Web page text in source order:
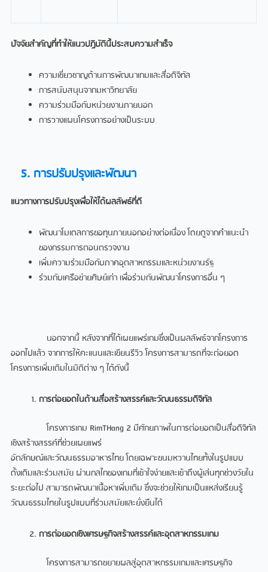
ปัจจัยสำคัญที่ทำให้แนวปฏิบัตินี้ประสบความสำเร็จ
ความเชี่ยวชาญด้านการพัฒนาเกมและสื่อดิจิทัล
การสนับสนุนจากมหาวิทยาลัย
ความร่วมมือกับหน่วยงานภายนอก
การวางแผนโครงการอย่างเป็นระบบ
5. การปรับปรุงและพัฒนา
แนวทางการปรับปรุงเพื่อให้ได้ผลลัพธ์ที่ดี
พัฒนาโมเดลการขอทุนภายนอกอย่างต่อเนื่อง โดยดูจากคำแนะนำ
ของกรรมการตอนตรวจงาน
เพิ่มความร่วมมือกับภาคอุตสาหกรรมและหน่วยงานรัฐ
ร่วมกับเครือข่ายศิษย์เก่า เพื่อร่วมกันพัฒนาโครงการอื่น ๆ
นอกจากนี้ หลังจากที่ได้เผยแพร่เกมซึ่งเป็นผลลัพธ์จากโครงการ
ออกไปแล้ว จากการให้คะแนนและเขียนรีวิว โครงการสามารถที่จะต่อยอด
โครงการเพิ่มเติมในมิติต่าง ๆ ได้ดังนี้
การต่อยอดในด้านสื่อสร้างสรรค์และวัฒนธรรมดิจิทัล
โครงการเกม RimTHang 2 มีศักยภาพในการต่อยอดเป็นสื่อดิจิทัล
เชิงสร้างสรรค์ที่ช่วยเผยแพร่
อัตลักษณ์และวัฒนธรรมอาหารไทย โดยเฉพาะขนมหวานไทยทั้งในรูปแบบ
ดั้งเดิมและร่วมสมัย ผ่านกลไกของเกมที่เข้าใจง่ายและเข้าถึงผู้เล่นทุกช่วงวัยใน
ระยะต่อไป สามารถพัฒนาเนื้อหาเพิ่มเติม ซึ่งจะช่วยให้เกมเป็นแหล่งเรียนรู้
วัฒนธรรมไทยในรูปแบบที่ร่วมสมัยและยั่งยืนได้
การต่อยอดเชิงเศรษฐกิจสร้างสรรค์และอุตสาหกรรมเกม
โครงการสามารถขยายผลสู่อุตสาหกรรมเกมและเศรษฐกิจ